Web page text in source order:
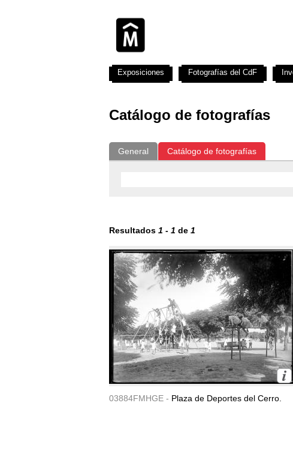
Catálogo de fotografías
General Catálogo de fotografías
Resultados 1 - 1 de 1
03884FMHGE - Plaza de Deportes del Cerro.
Exposiciones Fotografías del CdF